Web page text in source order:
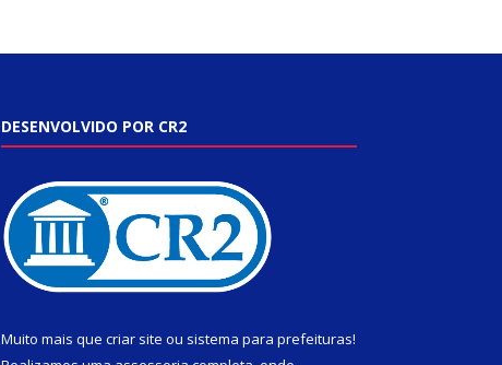
DESENVOLVIDO POR CR2
Muito mais que criar site ou sistema para prefeituras!